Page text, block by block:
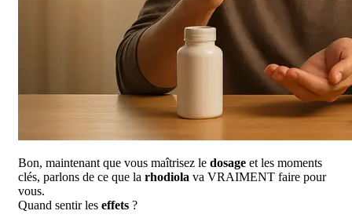
Bon, maintenant que vous maîtrisez le dosage et les moments
clés, parlons de ce que la rhodiola va VRAIMENT faire pour
vous.
Quand sentir les effets ?